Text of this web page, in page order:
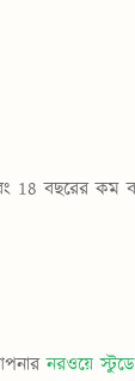
18 বছরের কম
নরওয়ে